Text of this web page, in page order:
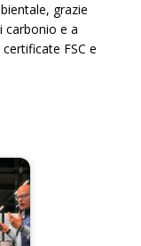
grazie
carbonio e a
FSC e